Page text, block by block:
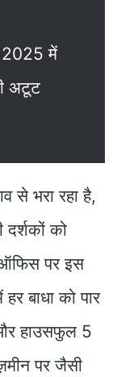
2025 में
अटूट
से भरा रहा है,
दर्शकों को
ऑफिस पर इस
बाधा को पार
हाउसफुल 5
पर जैसी